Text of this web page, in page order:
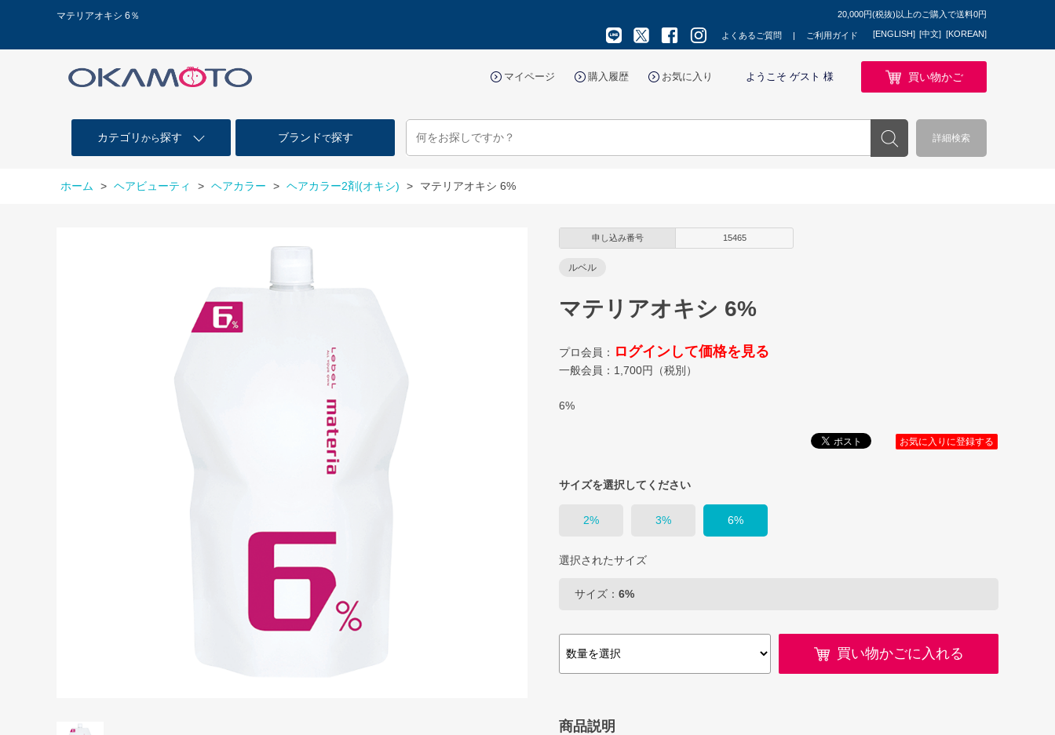
マテリアオキシ 6％ 20,000円(税抜)以上のご購入で送料0円
よくあるご質問 ご利用ガイド [ENGLISH] [中文] [KOREAN]
マイページ 購入履歴 お気に入り ようこそ ゲスト 様 買い物かご
カテゴリ から探す ブランドで探す 詳細検索
ホーム > ヘアビューティ > ヘアカラー > ヘアカラー2剤(オキシ) > マテリアオキシ 6%
申し込み番号 15465
ルベル
マテリアオキシ 6%
プロ会員： ログインして価格を見る
一般会員： 1,700円（税別）
6%
お気に入りに登録する
サイズを選択してください
2% 3% 6%
選択されたサイズ
サイズ： 6%
買い物かごに入れる
商品説明